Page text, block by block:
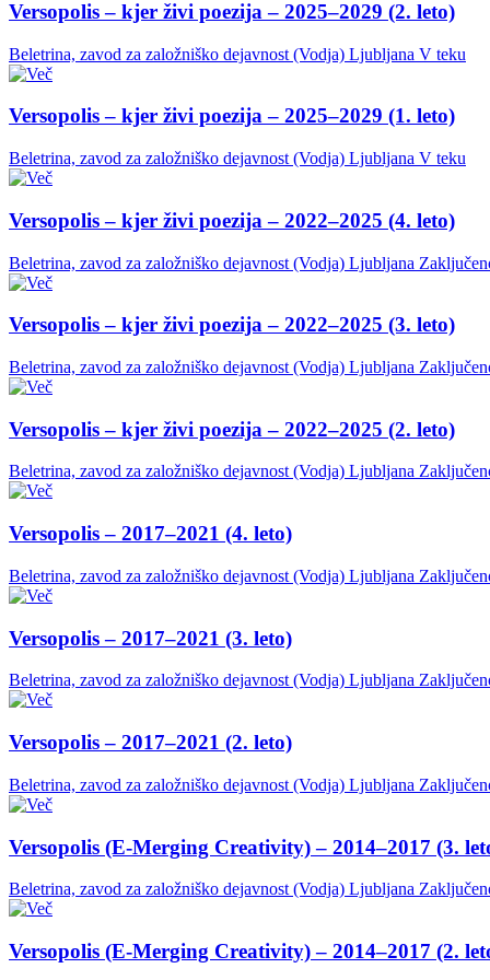
Versopolis – kjer živi poezija – 2025–2029 (2. leto)
Beletrina, zavod za založniško dejavnost (Vodja) Ljubljana V teku
Versopolis – kjer živi poezija – 2025–2029 (1. leto)
Beletrina, zavod za založniško dejavnost (Vodja) Ljubljana V teku
Versopolis – kjer živi poezija – 2022–2025 (4. leto)
Beletrina, zavod za založniško dejavnost (Vodja) Ljubljana
Versopolis – kjer živi poezija – 2022–2025 (3. leto)
Beletrina, zavod za založniško dejavnost (Vodja) Ljubljana
Versopolis – kjer živi poezija – 2022–2025 (2. leto)
Beletrina, zavod za založniško dejavnost (Vodja) Ljubljana
Versopolis – 2017–2021 (4. leto)
Beletrina, zavod za založniško dejavnost (Vodja) Ljubljana
Versopolis – 2017–2021 (3. leto)
Beletrina, zavod za založniško dejavnost (Vodja) Ljubljana
Versopolis – 2017–2021 (2. leto)
Beletrina, zavod za založniško dejavnost (Vodja) Ljubljana
Versopolis (E-Merging Creativity) – 2014–2017 (3.
Beletrina, zavod za založniško dejavnost (Vodja) Ljubljana
Versopolis (E-Merging Creativity) – 2014–2017 (2.